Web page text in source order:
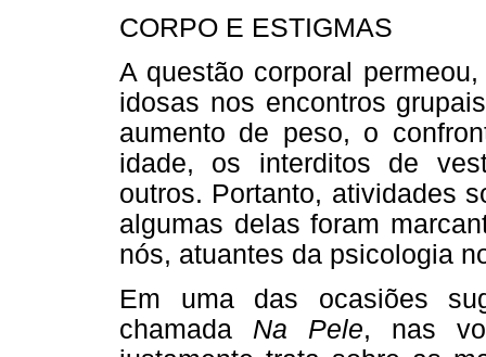
CORPO E ESTIGMAS
A questão corporal
idosas nos encontros
aumento de peso, o
idade, os interditos de
outros. Portanto, atividades
algumas delas foram
nós, atuantes da psicologia
Em uma das ocasiões
chamada Na Pele, nas